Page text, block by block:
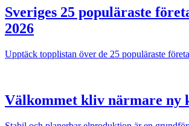
Sveriges 25 populäraste
2026
Upptäck topplistan över de 25 populäraste
Välkommet kliv närmare ny